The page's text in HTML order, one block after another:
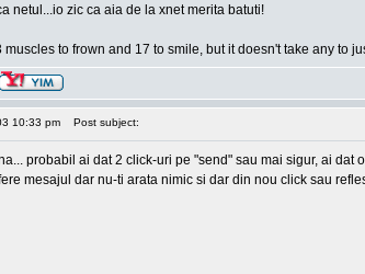
netul...io zic ca aia de la xnet merita batuti!
to frown and 17 to smile, but it doesn't take any to
10:33 pm Post subject:
probabil ai dat 2 click-uri pe "send" sau mai sigur, ai
mesajul dar nu-ti arata nimic si dar din nou click sau